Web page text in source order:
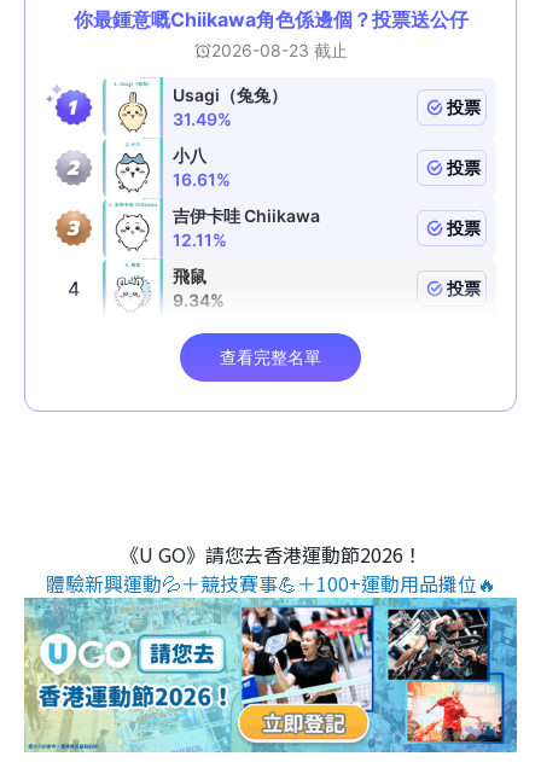
《U GO》請您去香港運動節2026！
體驗新興運動💦＋競技賽事💪＋100+運動用品攤位🔥